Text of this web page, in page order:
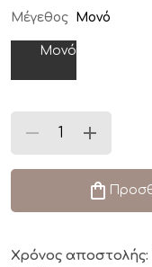
Μέγεθος Μονό
Μονό
Χρόνος αποστολής: